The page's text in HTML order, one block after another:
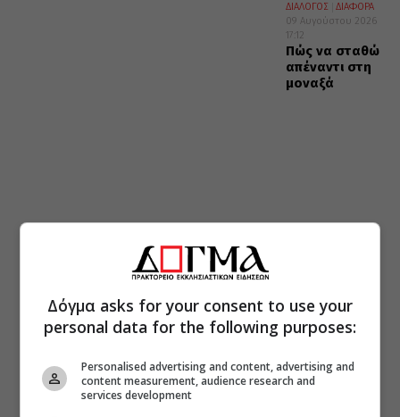
ΔΙΑΛΟΓΟΣ
ΔΙΑΦΟΡΑ
09 Αυγούστου 2026
17:12
Πώς να σταθώ
απέναντι στη
μοναξά
Δόγμα asks for your consent to use your
personal data for the following purposes:
Personalised advertising and content, advertising and
content measurement, audience research and
services development